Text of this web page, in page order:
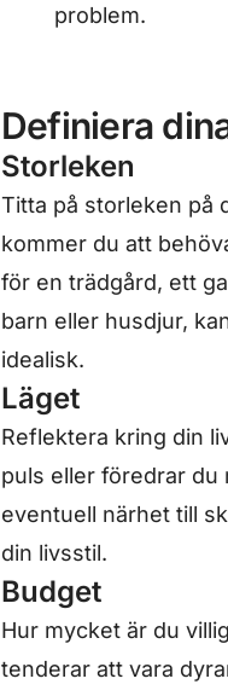
problem.
Definiera
Storleken
Titta på storleken på
kommer du att
för en trädgård, ett
barn eller husdjur,
idealisk.
Läget
Reflektera kring din
puls eller föredrar du
eventuell närhet till
din livsstil.
Budget
Hur mycket är du
tenderar att vara